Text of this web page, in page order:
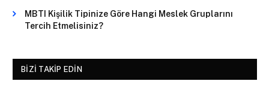
MBTI Kişilik Tipinize Göre Hangi Meslek Gruplarını
Tercih Etmelisiniz?
BIZI TAKIP EDIN